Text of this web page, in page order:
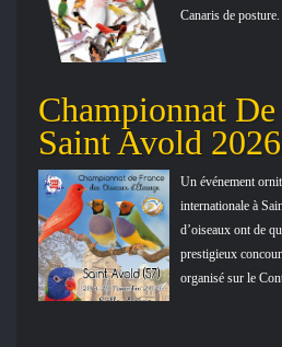
Canaris de posture.
Championnat
Saint Avold 2026
Un événement
internationale à
d’oiseaux ont de
prestigieux
organisé sur le